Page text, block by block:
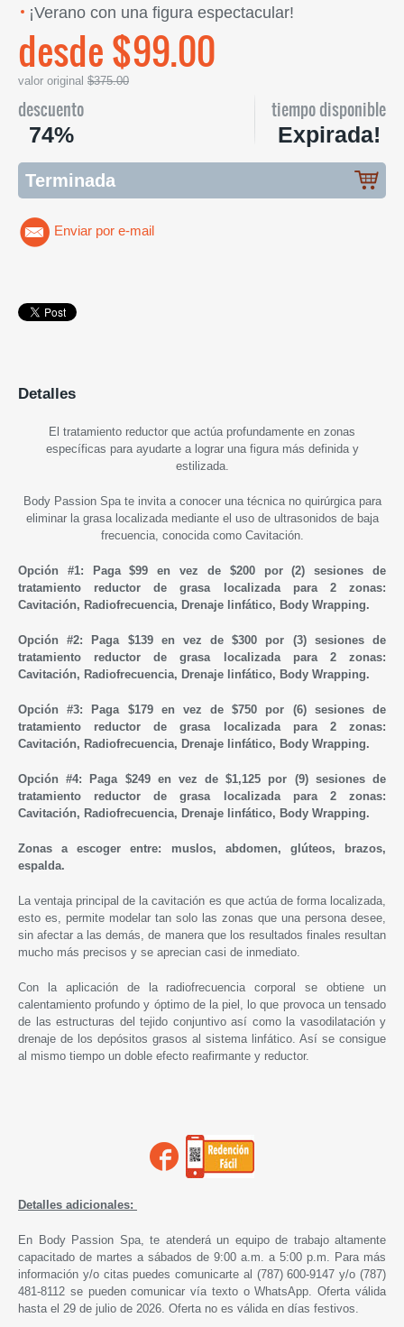
¡Verano con una figura espectacular!
desde $99.00
valor original $375.00
descuento
74%
tiempo disponible
Expirada!
Terminada
Enviar por e-mail
Detalles
El tratamiento reductor que actúa profundamente en zonas
específicas para ayudarte a lograr una figura más definida y
estilizada.
Body Passion Spa te invita a conocer una técnica no quirúrgica para
eliminar la grasa localizada mediante el uso de ultrasonidos de baja
frecuencia, conocida como Cavitación.
Opción #1: Paga $99 en vez de $200 por (2) sesiones de
tratamiento reductor de grasa localizada para 2 zonas:
Cavitación, Radiofrecuencia, Drenaje linfático, Body Wrapping.
Opción #2: Paga $139 en vez de $300 por (3)sesiones de
tratamiento reductor de grasa localizada para 2 zonas:
Cavitación, Radiofrecuencia, Drenaje linfático, Body Wrapping.
Opción #3: Paga $179 en vez de $750 por (6)sesiones de
tratamiento reductor de grasa localizada para 2 zonas:
Cavitación, Radiofrecuencia, Drenaje linfático, Body Wrapping.
Opción #4: Paga $249 en vez de $1,125 por (9)sesiones de
tratamiento reductor de grasa localizada para 2 zonas:
Cavitación, Radiofrecuencia, Drenaje linfático, Body Wrapping.
Zonas a escoger entre: muslos, abdomen, glúteos, brazos,
espalda.
La ventaja principal de la cavitación es que actúa de forma localizada,
esto es, permite modelar tan solo las zonas que una persona desee,
sin afectar a las demás, de manera que los resultados finales resultan
mucho más precisos y se aprecian casi de inmediato.
Con la aplicación de la radiofrecuencia corporal se obtiene un
calentamiento profundo y óptimo de la piel, lo que provoca un tensado
de las estructuras del tejido conjuntivo así como la vasodilatación y
drenaje de los depósitos grasos al sistema linfático. Así se consigue
al mismo tiempo un doble efecto reafirmante y reductor.
Detalles adicionales:
En Body Passion Spa, te atenderá un equipo de trabajo altamente
capacitado de martes a sábados de 9:00 a.m. a 5:00 p.m. Para más
información y/o citas puedes comunicarte al (787) 600-9147 y/o (787)
481-8112 se pueden comunicar vía texto o WhatsApp. Oferta válida
hasta el 29 de julio de 2026. Oferta no es válida en días festivos.